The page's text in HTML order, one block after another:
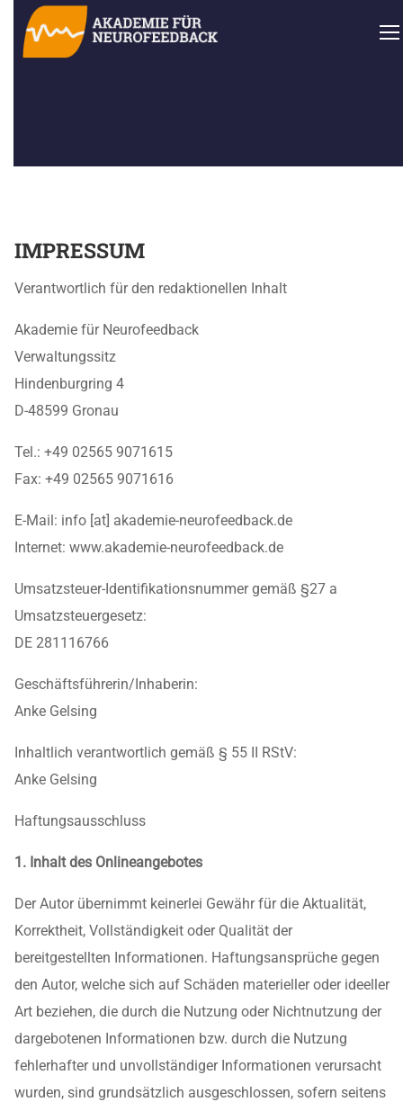
IMPRESSUM
Verantwortlich für den redaktionellen Inhalt
Akademie für Neurofeedback
Verwaltungssitz
Hindenburgring 4
D-48599 Gronau
Tel.: +49 02565 9071615
Fax: +49 02565 9071616
E-Mail: info [at] akademie-neurofeedback.de
Internet: www.akademie-neurofeedback.de
Umsatzsteuer-Identifikationsnummer gemäß §27 a
Umsatzsteuergesetz:
DE 281116766
Geschäftsführerin/Inhaberin:
Anke Gelsing
Inhaltlich verantwortlich gemäß § 55 II RStV:
Anke Gelsing
Haftungsausschluss
1. Inhalt des Onlineangebotes
Der Autor übernimmt keinerlei Gewähr für die Aktualität,
Korrektheit, Vollständigkeit oder Qualität der
bereitgestellten Informationen. Haftungsansprüche gegen
den Autor, welche sich auf Schäden materieller oder ideeller
Art beziehen, die durch die Nutzung oder Nichtnutzung der
dargebotenen Informationen bzw. durch die Nutzung
fehlerhafter und unvollständiger Informationen verursacht
wurden, sind grundsätzlich ausgeschlossen, sofern seitens